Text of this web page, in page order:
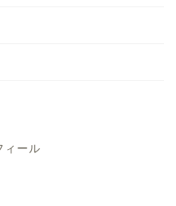
ィール